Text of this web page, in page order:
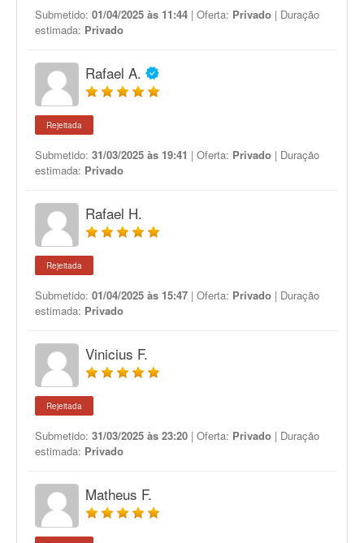
Submetido: 01/04/2025 às 11:44 | Oferta: Privado | Duração
estimada: Privado
Rafael A.
Rejeitada
Submetido: 31/03/2025 às 19:41 | Oferta: Privado | Duração
estimada: Privado
Rafael H.
Rejeitada
Submetido: 01/04/2025 às 15:47 | Oferta: Privado | Duração
estimada: Privado
Vinicius F.
Rejeitada
Submetido: 31/03/2025 às 23:20 | Oferta: Privado | Duração
estimada: Privado
Matheus F.